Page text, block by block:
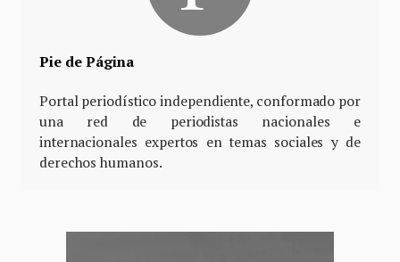
Pie de Página
Portal periodístico independiente, conformado por
una red de periodistas nacionales e
internacionales expertos en temas sociales y de
derechos humanos.